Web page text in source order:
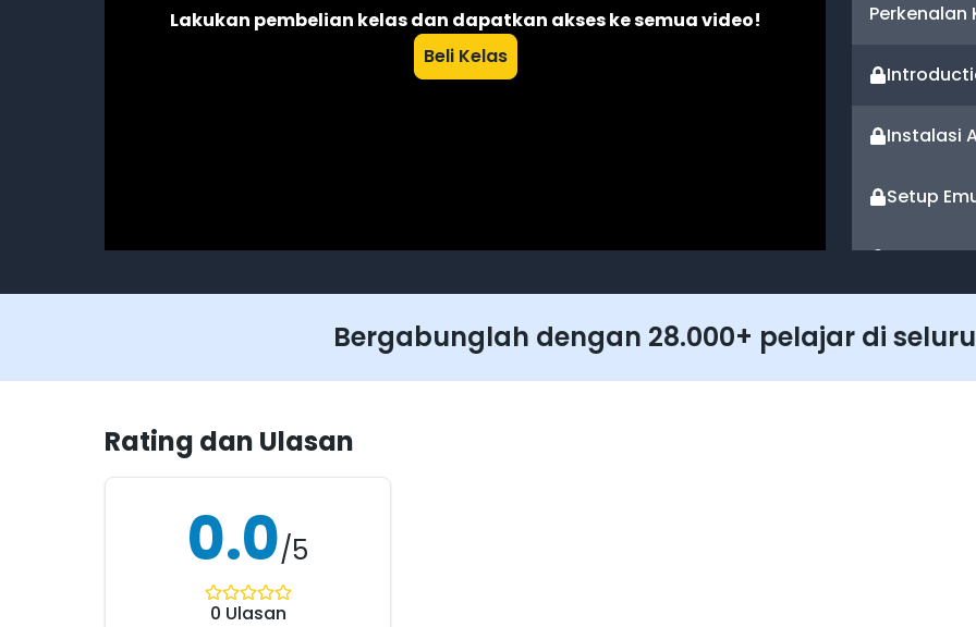
Lakukan pembelian kelas dan dapatkan akses ke semua video!
Beli Kelas
Perkenalan
Instalasi
Setup
Project
Dice Roll
Bergabunglah dengan 28.000+ pelajar di
Rating dan Ulasan
0.0/5
0 Ulasan